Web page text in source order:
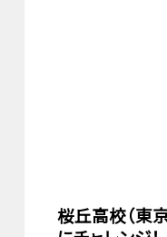
桜丘高校（東